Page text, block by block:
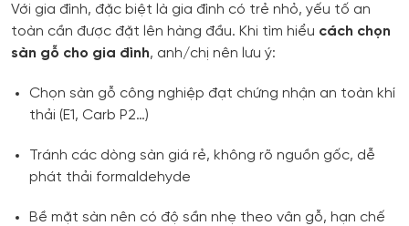
Với gia đình, đặc biệt là gia đình có trẻ nhỏ, yếu tố an
toàn cần được đặt lên hàng đầu. Khi tìm hiểu cách chọn
sàn gỗ cho gia đình, anh/chị nên lưu ý:
Chọn sàn gỗ công nghiệp đạt chứng nhận an toàn khí
thải (E1, Carb P2…)
Tránh các dòng sàn giá rẻ, không rõ nguồn gốc, dễ
phát thải formaldehyde
Bề mặt sàn nên có độ sần nhẹ theo vân gỗ, hạn chế